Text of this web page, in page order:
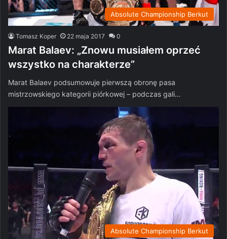
Absolute Championship Berkut
Tomasz Koper 22 maja 2017 0
Marat Balaev: „Znowu musiałem oprzeć
wszystko na charakterze”
Marat Balaev podsumowuje pierwszą obronę pasa
mistrzowskiego kategorii piórkowej – podczas gali…
Absolute Championship Berkut